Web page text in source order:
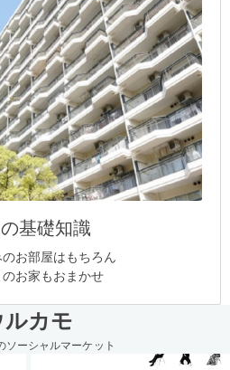
基礎知識
のお部屋はもちろん
お家もおまかせ
ルカモ
ソーシャルマーケット